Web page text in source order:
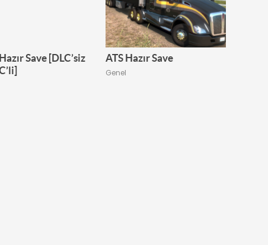
Save [DLC’siz
ATS Hazır Save
Genel